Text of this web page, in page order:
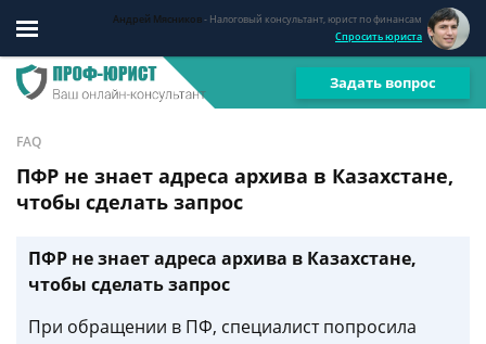
Андрей Мясников- Налоговый консультант, юрист по финансам
Спросить юриста
Задать вопрос
FAQ
ПФР не знает адреса архива в Казахстане,
чтобы сделать запрос
ПФР не знает адреса архива в Казахстане,
чтобы сделать запрос
При обращении в ПФ, специалист попросила